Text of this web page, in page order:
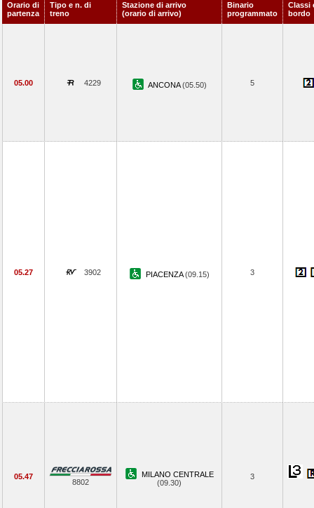
Orario di
partenza
Tipo e n. di
treno
Stazione di arrivo
(orario di arrivo)
Binario
programmato
Classi
bordo
05.00 4229 ANCONA(05.50) 5
05.27 3902 PIACENZA(09.15) 3
05.47
8802
MILANO CENTRALE
(09.30)
3